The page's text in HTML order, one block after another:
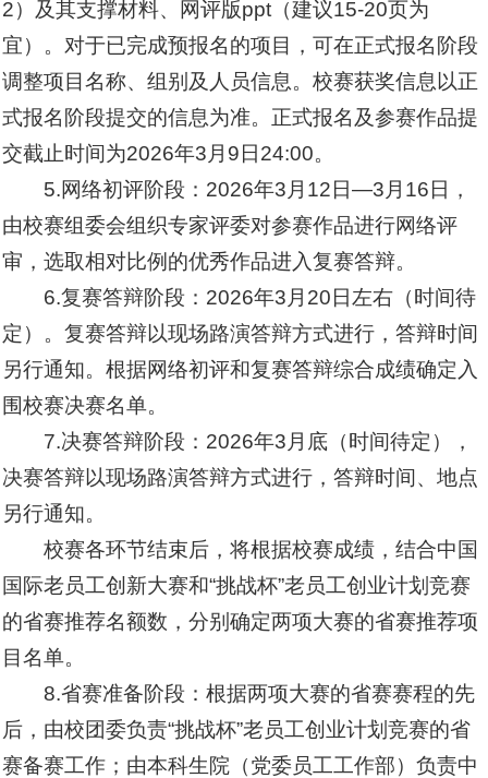
2）及其支撑材料、网评版ppt（建议15-20页为
宜）。对于已完成预报名的项目，可在正式报名阶段
调整项目名称、组别及人员信息。校赛获奖信息以正
式报名阶段提交的信息为准。正式报名及参赛作品提
交截止时间为2026年3月9日24:00。
5.网络初评阶段：2026年3月12日—3月16日，
由校赛组委会组织专家评委对参赛作品进行网络评
审，选取相对比例的优秀作品进入复赛答辩。
6.复赛答辩阶段：2026年3月20日左右（时间待
定）。复赛答辩以现场路演答辩方式进行，答辩时间
另行通知。根据网络初评和复赛答辩综合成绩确定入
围校赛决赛名单。
7.决赛答辩阶段：2026年3月底（时间待定），
决赛答辩以现场路演答辩方式进行，答辩时间、地点
另行通知。
校赛各环节结束后，将根据校赛成绩，结合中国
国际老员工创新大赛和“挑战杯”老员工创业计划竞赛
的省赛推荐名额数，分别确定两项大赛的省赛推荐项
目名单。
8.省赛准备阶段：根据两项大赛的省赛赛程的先
后，由校团委负责“挑战杯”老员工创业计划竞赛的省
赛备赛工作；由本科生院（党委员工工作部）负责中